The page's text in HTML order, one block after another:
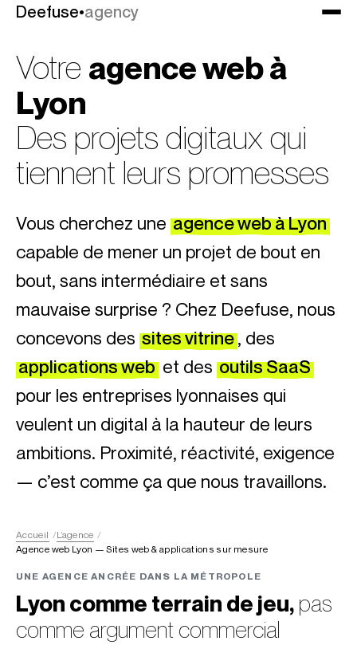
Deefuse•agency
Votre agence web à
Lyon
Des projets digitaux qui
tiennent leurs promesses
Vous cherchez une agence web à Lyon
capable de mener un projet de bout en
bout, sans intermédiaire et sans
mauvaise surprise ? Chez Deefuse, nous
concevons des sites vitrine, des
applications webet des outils SaaS
pour les entreprises lyonnaises qui
veulent un digital à la hauteur de leurs
ambitions. Proximité, réactivité, exigence
— c’est comme ça que nous travaillons.
Accueil
L’agence
Agence web Lyon — Sites web & applications sur mesure
UNE AGENCE ANCRÉE DANS LA MÉTROPOLE
Lyon comme terrain de jeu, pas
comme argument commercial
Deefuse•agency